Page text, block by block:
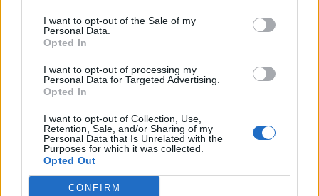
I want to opt-out of the Sale of my
Personal Data.
Opted In
I want to opt-out of processing my
Personal Data for Targeted Advertising.
Opted In
I want to opt-out of Collection, Use,
Retention, Sale, and/or Sharing of my
Personal Data that Is Unrelated with the
Purposes for which it was collected.
Opted Out
CONFIRM
Explora QNK
Cuenca (Cuenca)
Ver más